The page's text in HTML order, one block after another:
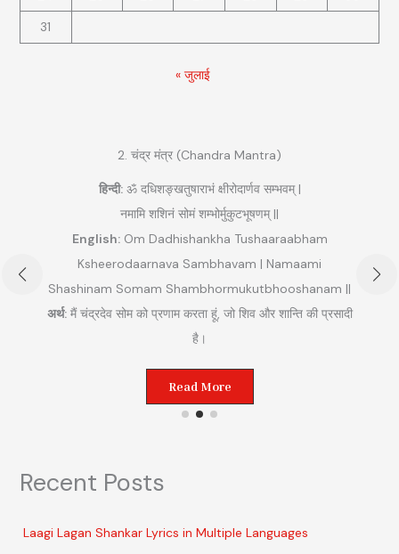
31
« जुलाई
2. चंद्र मंत्र (Chandra Mantra)
हिन्दी:ॐ दधिशङ्खतुषाराभं क्षीरोदार्णव सम्भवम् |
नमामि शशिनं सोमं शम्भोर्मुकुटभूषणम् ||
English:Om Dadhishankha Tushaaraabham
Ksheerodaarnava Sambhavam | Namaami
Shashinam Somam Shambhormukutbhooshanam ||
अर्थ:मैं चंद्रदेव सोम को प्रणाम करता हूं, जो शिव और शान्ति की प्रसादी
है।
Read More
Recent Posts
Laagi Lagan Shankar Lyrics in Multiple Languages